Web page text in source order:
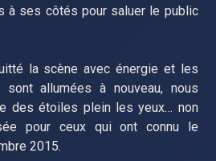
à ses côtés pour saluer le public
la scène avec énergie et les
sont allumées à nouveau, nous
des étoiles plein les yeux… non
pour ceux qui ont connu le
2015.